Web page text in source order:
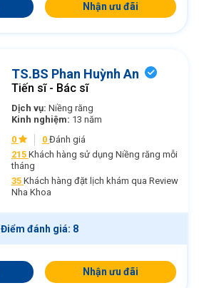
Nhận ưu đãi
TS.BS Phan Huỳnh An
Tiến sĩ - Bác sĩ
Dịch vụ: Niềng răng
Kinh nghiệm: 13 năm
0
0 Đánh giá
215 Khách hàng sử dụng Niềng răng mỗi
tháng
35 Khách hàng đặt lịch khám qua Review
Nha Khoa
Điểm đánh giá: 8
Nhận ưu đãi